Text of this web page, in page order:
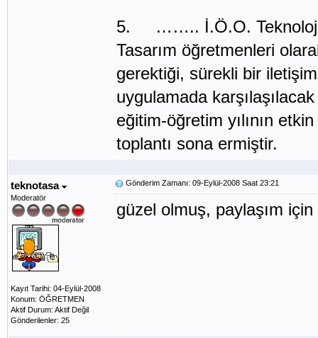
5. …….. İ.Ö.O. Teknoloji
Tasarım öğretmenleri
gerektiği, sürekli bir
uygulamada
eğitim-öğretim yılının
toplantı sona ermiştir.
teknotasa
Moderatör
Kayıt Tarihi: 04-Eylül-2008
Konum: ÖĞRETMEN
Aktif Durum: Aktif Değil
Gönderilenler: 25
Gönderim Zamanı: 09-Eylül-2008 Saat 23:21
güzel olmuş, paylaşım